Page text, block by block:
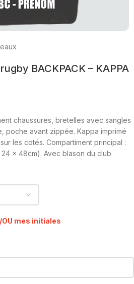
BACKPACK – KAPPA
chaussures, bretelles avec sangles
poche avant zippée. Kappa imprimé
les cotés. Compartiment principal :
x 48cm). Avec blason du club
mes initiales